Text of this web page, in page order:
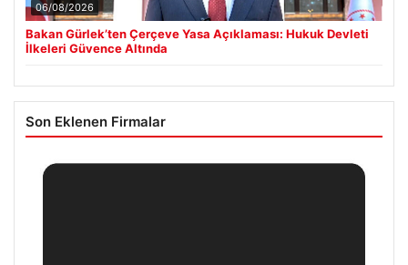
06/08/2026
Bakan Gürlek’ten Çerçeve Yasa Açıklaması: Hukuk Devleti
İlkeleri Güvence Altında
Son Eklenen Firmalar